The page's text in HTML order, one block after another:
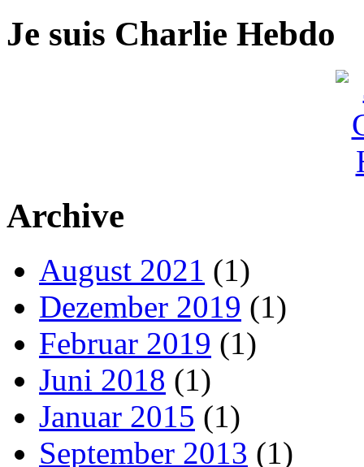
Je suis Charlie Hebdo
Archive
August 2021 (1)
Dezember 2019 (1)
Februar 2019 (1)
Juni 2018 (1)
Januar 2015 (1)
September 2013 (1)